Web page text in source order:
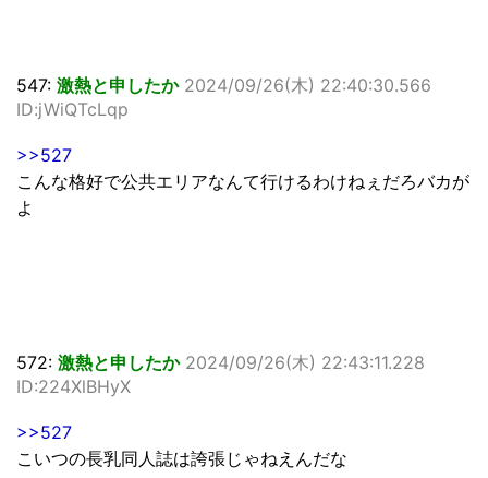
547: 激熱と申したか 2024/09/26(木) 22:40:30.566
ID:jWiQTcLqp
>>527
こんな格好で公共エリアなんて行けるわけねぇだろバカが
よ
572: 激熱と申したか 2024/09/26(木) 22:43:11.228
ID:224XlBHyX
>>527
こいつの長乳同人誌は誇張じゃねえんだな